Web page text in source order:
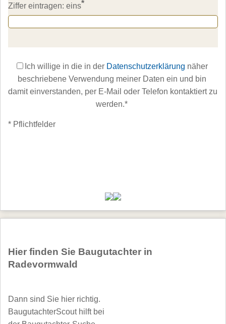
Ziffer eintragen: eins*
Ich willige in die in der Datenschutzerklärung näher
beschriebene Verwendung meiner Daten ein und bin
damit einverstanden, per E-Mail oder Telefon kontaktiert zu
werden.*
* Pflichtfelder
Hier finden Sie Baugutachter in
Radevormwald
Dann sind Sie hier richtig.
BaugutachterScout hilft bei